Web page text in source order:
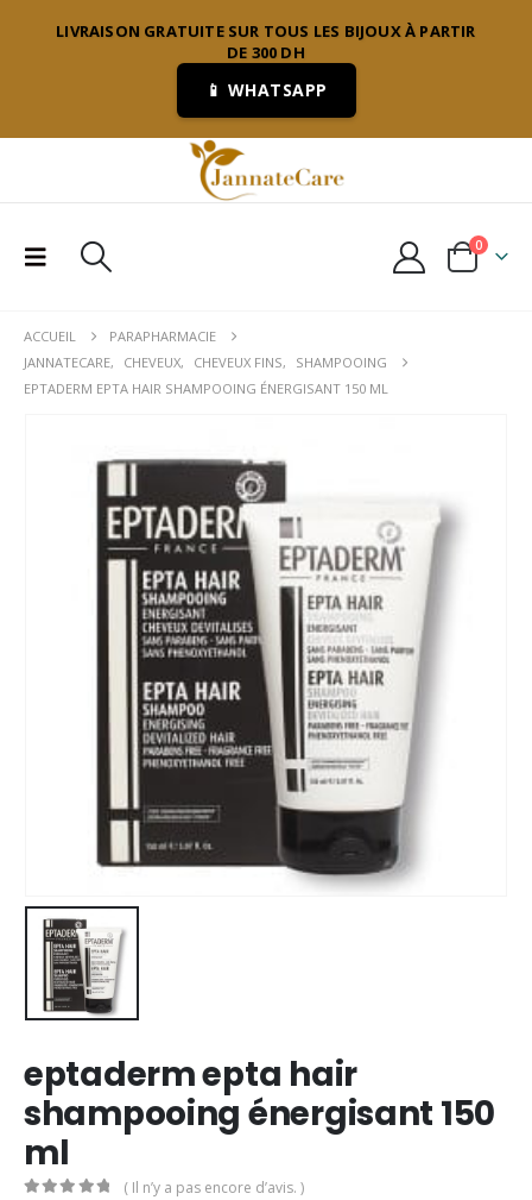
LIVRAISON GRATUITE SUR TOUS LES BIJOUX À PARTIR
DE 300 DH
📱 WHATSAPP
0
ACCUEIL
PARAPHARMACIE
JANNATECARE, CHEVEUX, CHEVEUX FINS,
SHAMPOOING
EPTADERM EPTA HAIR SHAMPOOING ÉNERGISANT 150 ML
eptaderm epta hair
shampooing énergisant 150
ml
( Il n’y a pas encore d’avis. )